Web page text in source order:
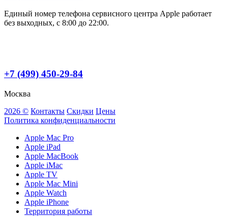
Единый номер телефона сервисного центра Apple работает
без выходных, с 8:00 до 22:00.
+7 (499) 450-29-84
Москва
2026 © Контакты Скидки Цены
Политика конфиденциальности
Apple Mac Pro
Apple iPad
Apple MacBook
Apple iMac
Apple TV
Apple Mac Mini
Apple Watch
Apple iPhone
Территория работы